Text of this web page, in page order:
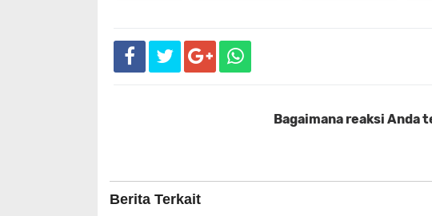
Bagaimana reaksi Anda
Berita Terkait